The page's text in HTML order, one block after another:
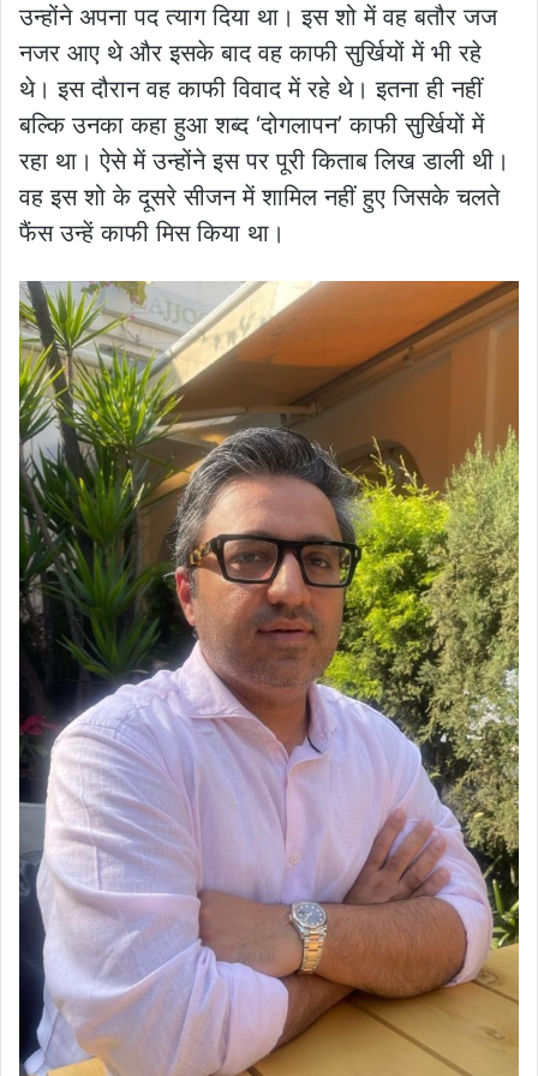
उन्होंने अपना पद त्याग दिया था। इस शो में वह बतौर जज
नजर आए थे और इसके बाद वह काफी सुर्खियों में भी रहे
थे। इस दौरान वह काफी विवाद में रहे थे। इतना ही नहीं
बल्कि उनका कहा हुआ शब्द ‘दोगलापन’ काफी सुर्खियों में
रहा था। ऐसे में उन्होंने इस पर पूरी किताब लिख डाली थी।
वह इस शो के दूसरे सीजन में शामिल नहीं हुए जिसके चलते
फैंस उन्हें काफी मिस किया था।